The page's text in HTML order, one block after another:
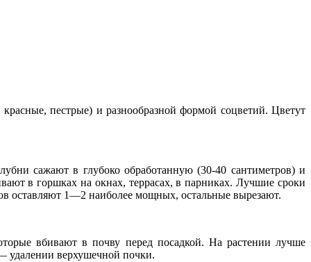
пестрые) и разнообразной формой соцветий. Цветут
сажают в глубоко обработанную (30-40 сантиметров) и
в горшках на окнах, террасах, в парниках. Лучшие сроки
оставляют 1—2 наиболее мощных, остальные вырезают.
вбивают в почву перед посадкой. На растении лучше
удалении верхушечной почки.